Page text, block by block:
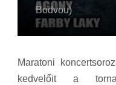
Bodvou)
Maratoni
kedvelőit a